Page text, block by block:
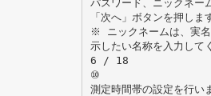
パスワード、ニックネー
「次へ」ボタンを押しま
※ ニックネームは、実
示したい名称を入力して
6 / 18
⑩
測定時間帯の設定を行い